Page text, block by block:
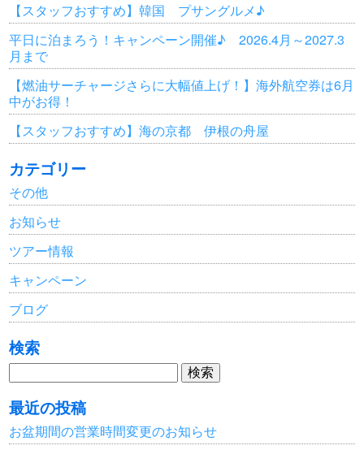
【スタッフおすすめ】韓国 プサングルメ♪
平日に泊まろう！キャンペーン開催♪ 2026.4月～2027.3
月まで
【燃油サーチャージさらに大幅値上げ！】海外航空券は6月
中がお得！
【スタッフおすすめ】海の京都 伊根の舟屋
カテゴリー
その他
お知らせ
ツアー情報
キャンペーン
ブログ
検索
検
索:
最近の投稿
お盆期間の営業時間変更のお知らせ